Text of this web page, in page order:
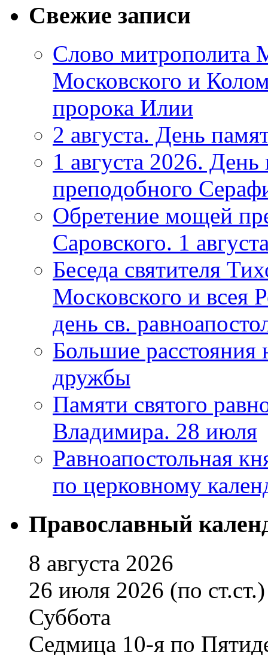
Свежие записи
Слово митрополита
Московского и
пророка Илии
2 августа. День
1 августа 2026.
преподобного
Обретение мощей
Саровского. 1
Беседа святителя
Московского и всея
день св.
Большие расстояния
дружбы
Памяти святого
Владимира. 28 июля
Равноапостольная
по церковному
Православный
8 августа 2026
26 июля 2026 (по ст.ст.)
Суббота
Седмица 10-я по